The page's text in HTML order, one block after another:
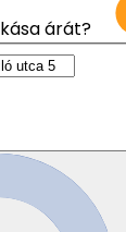
árát?